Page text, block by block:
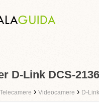
D-Link DCS-
Telecamere › Videocamere › D-Link